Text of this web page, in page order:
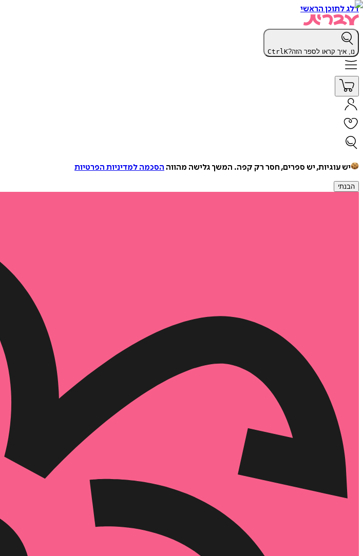
דלג לתוכן הראשי
נו, איך קראו לספר הזה? CtrlK
יש עוגיות, יש ספרים, חסר רק קפה. המשך גלישה מהווה הסכמה למדיניות הפרטיות
הבנתי